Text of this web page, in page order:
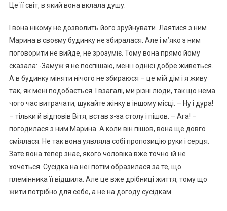
Це її світ, в який вона вклала душу.
І вона нікому не дозволить його зруйнувати. Лаятися з ним
Марина в своєму будинку не збиралася. Але і м’яко з ним
поговорити не вийде, не зрозуміє. Тому вона прямо йому
сказала: -Замуж я не поспішаю, мені і однієї добре живеться.
А в будинку міняти нічого не збираюся – це мій дім і я живу
так, як мені подобається. І взагалі, ми різні люди, так що нема
чого час витрачати, шукайте жінку в іншому місці. – Ну і дура!
– тільки й відповів Вітя, встав з-за столу і пішов. – Ага! –
погодилася з ним Марина. А коли він пішов, вона ще довго
сміялася. Не так вона уявляла собі пропозицію руки і серця.
Зате вона тепер знає, якого чоловіка вже точно їй не
хочеться. Сусідка на неї потім образилася за те, що
племінника її відшила. Але це вже дрібниці життя, тому що
жити потрібно для себе, а не на догоду сусідкам.